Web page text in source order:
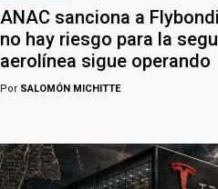
ANAC sanciona a
no hay riesgo para la
aerolínea sigue operando
Por SALOMÓN MICHITTE